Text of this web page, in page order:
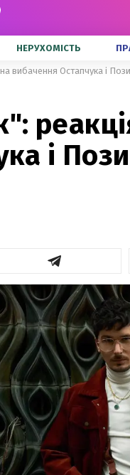
НЕРУХОМІСТЬ
вибачення Остапчука і
і